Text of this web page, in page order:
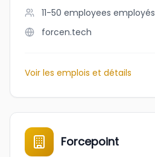
11-50 employees employés
forcen.tech
Voir les emplois et détails
Forcepoint